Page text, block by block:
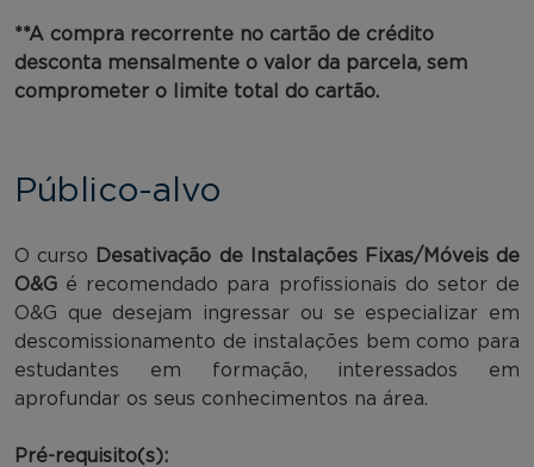
**A compra recorrente no cartão de crédito
desconta mensalmente o valor da parcela, sem
comprometer o limite total do cartão.
Público-alvo
O curso
Desativação de Instalações Fixas/Móveis de
O&G é recomendado para profissionais do setor de
O&G que desejam ingressar ou se especializar em
descomissionamento de instalações bem como para
estudantes em formação, interessados em
aprofundar os seus conhecimentos na área.
Pré-requisito(s):